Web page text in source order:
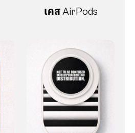
เคส AirPods